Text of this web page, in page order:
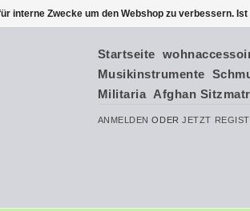
Startseite
Musikinstrumente
Militaria Afghan
ANMELDEN ODERJETZT
interne Zwecke um den Webshop zu verbessern.